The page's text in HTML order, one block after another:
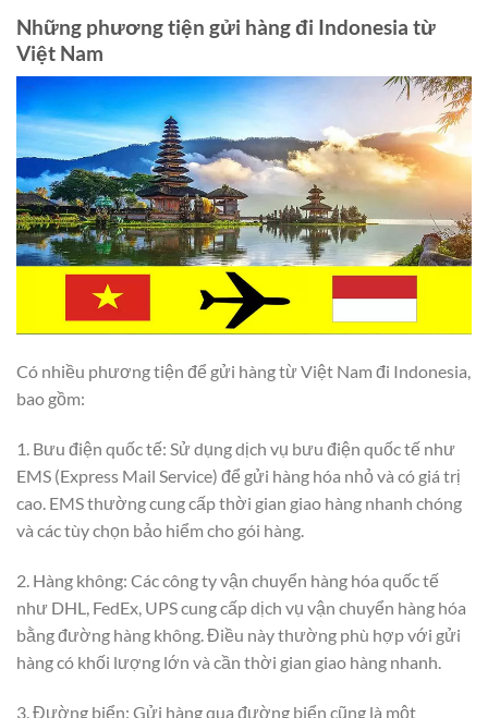
Những phương tiện gửi hàng đi Indonesia từ
Việt Nam
Có nhiều phương tiện để gửi hàng từ Việt Nam đi Indonesia,
bao gồm:
1. Bưu điện quốc tế: Sử dụng dịch vụ bưu điện quốc tế như
EMS (Express Mail Service) để gửi hàng hóa nhỏ và có giá trị
cao. EMS thường cung cấp thời gian giao hàng nhanh chóng
và các tùy chọn bảo hiểm cho gói hàng.
2. Hàng không: Các công ty vận chuyển hàng hóa quốc tế
như DHL, FedEx, UPS cung cấp dịch vụ vận chuyển hàng hóa
bằng đường hàng không. Điều này thường phù hợp với gửi
hàng có khối lượng lớn và cần thời gian giao hàng nhanh.
3. Đường biển: Gửi hàng qua đường biển cũng là một